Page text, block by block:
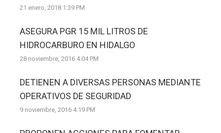
21 enero, 2018 1:39 PM
ASEGURA PGR 15 MIL LITROS DE
HIDROCARBURO EN HIDALGO
28 noviembre, 2016 4:04 PM
DETIENEN A DIVERSAS PERSONAS MEDIANTE
OPERATIVOS DE SEGURIDAD
9 noviembre, 2016 4:19 PM